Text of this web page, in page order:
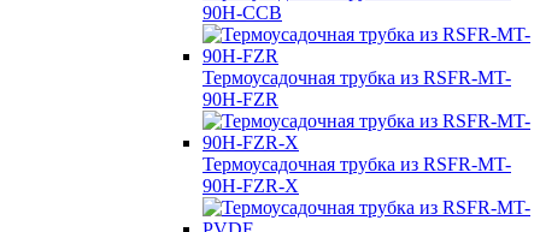
90H-CCB
Термоусадочная трубка из RSFR-MT-
90H-FZR
Термоусадочная трубка из RSFR-MT-
90H-FZR-X